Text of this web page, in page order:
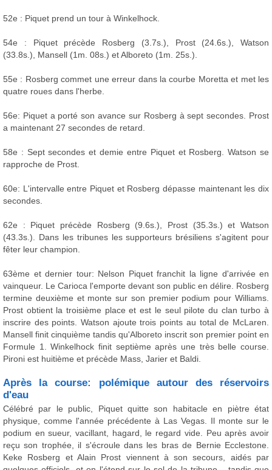
52e : Piquet prend un tour à Winkelhock.
54e : Piquet précède Rosberg (3.7s.), Prost (24.6s.), Watson
(33.8s.), Mansell (1m. 08s.) et Alboreto (1m. 25s.).
55e : Rosberg commet une erreur dans la courbe Moretta et met les
quatre roues dans l'herbe.
56e: Piquet a porté son avance sur Rosberg à sept secondes. Prost
a maintenant 27 secondes de retard.
58e : Sept secondes et demie entre Piquet et Rosberg. Watson se
rapproche de Prost.
60e: L'intervalle entre Piquet et Rosberg dépasse maintenant les dix
secondes.
62e : Piquet précède Rosberg (9.6s.), Prost (35.3s.) et Watson
(43.3s.). Dans les tribunes les supporteurs brésiliens s'agitent pour
fêter leur champion.
63ème et dernier tour: Nelson Piquet franchit la ligne d'arrivée en
vainqueur. Le Carioca l'emporte devant son public en délire. Rosberg
termine deuxième et monte sur son premier podium pour Williams.
Prost obtient la troisième place et est le seul pilote du clan turbo à
inscrire des points. Watson ajoute trois points au total de McLaren.
Mansell finit cinquième tandis qu'Alboreto inscrit son premier point en
Formule 1. Winkelhock finit septième après une très belle course.
Pironi est huitième et précède Mass, Jarier et Baldi.
Après la course: polémique autour des réservoirs
d'eau
Célébré par le public, Piquet quitte son habitacle en piètre état
physique, comme l'année précédente à Las Vegas. Il monte sur le
podium en sueur, vacillant, hagard, le regard vide. Peu après avoir
reçu son trophée, il s'écroule dans les bras de Bernie Ecclestone.
Keke Rosberg et Alain Prost viennent à son secours, aidés par